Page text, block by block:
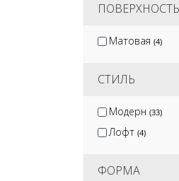
ПОВЕРХНОСТЬ
Матовая (4)
СТИЛЬ
Модерн (33)
Лофт (4)
ФОРМА